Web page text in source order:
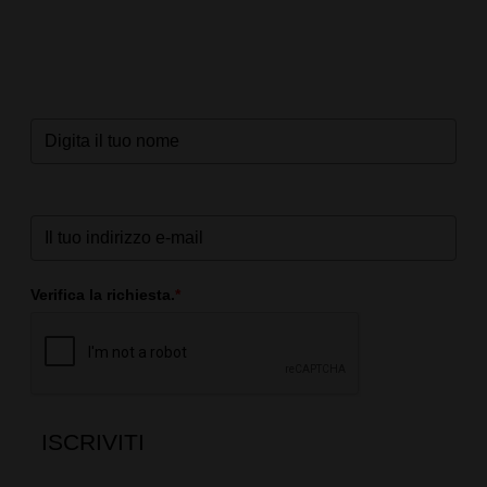
Verifica la richiesta.*
ISCRIVITI